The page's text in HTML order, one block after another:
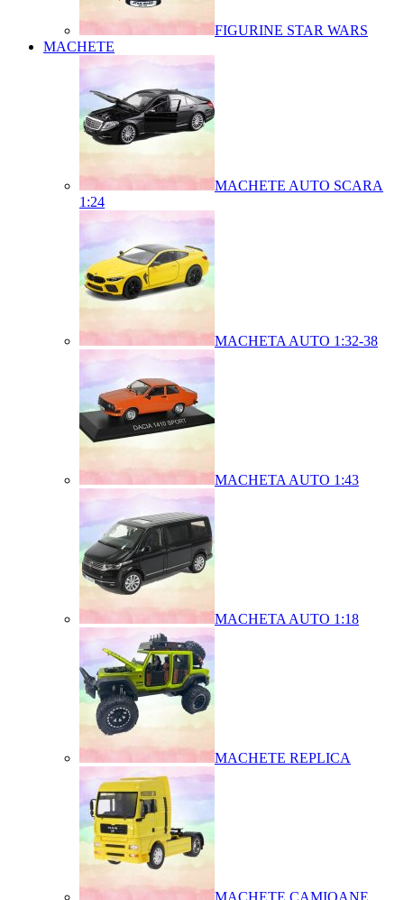
FIGURINE STAR WARS
MACHETE
MACHETE AUTO SCARA
1:24
MACHETA AUTO 1:32-38
MACHETA AUTO 1:43
MACHETA AUTO 1:18
MACHETE REPLICA
MACHETE CAMIOANE